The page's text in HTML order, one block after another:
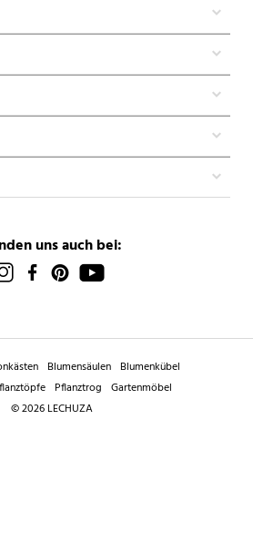
uns auch bei:
Blumensäulen Blumenkübel
Pflanztrog Gartenmöbel
© 2026 LECHUZA